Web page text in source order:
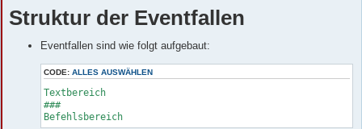
i
t
Struktur der Eventfallen
Eventfallen sind wie folgt aufgebaut:
CODE: ALLES AUSWÄHLEN
Textbereich
###
Befehlsbereich